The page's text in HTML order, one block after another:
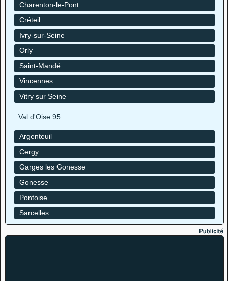
Charenton-le-Pont
Créteil
Ivry-sur-Seine
Orly
Saint-Mandé
Vincennes
Vitry sur Seine
Val d'Oise 95
Argenteuil
Cergy
Garges les Gonesse
Gonesse
Pontoise
Sarcelles